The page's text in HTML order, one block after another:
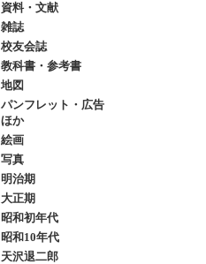
資料・文献
雑誌
校友会誌
教科書・参考書
地図
パンフレット・広告
ほか
絵画
写真
明治期
大正期
昭和初年代
昭和10年代
天沢退二郎